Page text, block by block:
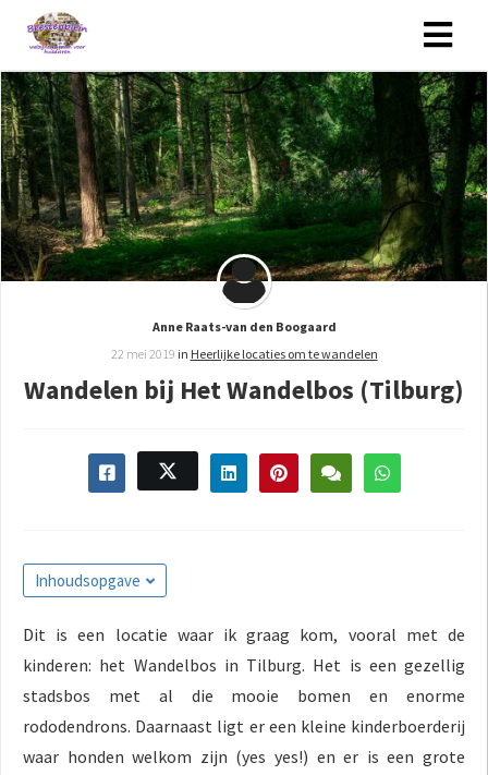
Anne Raats-van den Boogaard
22 mei 2019 in Heerlijke locaties om te wandelen
Wandelen bij Het Wandelbos (Tilburg)
Inhoudsopgave
Dit is een locatie waar ik graag kom, vooral met de
kinderen: het Wandelbos in Tilburg. Het is een gezellig
stadsbos met al die mooie bomen en enorme
rododendrons. Daarnaast ligt er een kleine kinderboerderij
waar honden welkom zijn (yes yes!) en er is een grote